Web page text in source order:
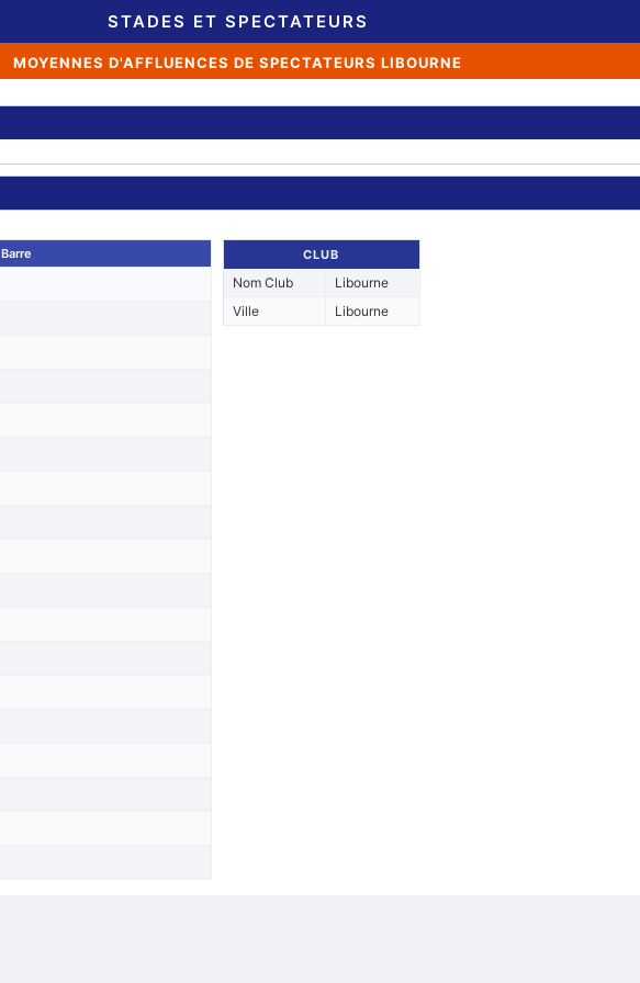
STADES ET SPECTATEURS
MOYENNES D'AFFLUENCES DE SPECTATEURS LIBOURNE
Barre CLUB
Nom Club
Libourne
Ville
Libourne